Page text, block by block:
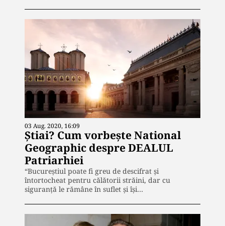
03 Aug. 2020, 16:09
Știai? Cum vorbește National
Geographic despre DEALUL
Patriarhiei
“Bucureștiul poate fi greu de descifrat și
întortocheat pentru călătorii străini, dar cu
siguranță le rămâne în suflet și își…